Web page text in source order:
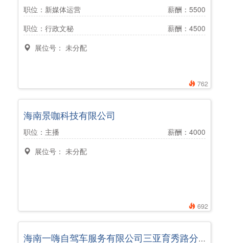
762
职位：新媒体运营
薪酬：5500
职位：行政文秘
薪酬：4500
展位号： 未分配
692
海南景咖科技有限公司
职位：主播
薪酬：4000
展位号： 未分配
海南一嗨自驾车服务有限公司三亚育秀路分公司